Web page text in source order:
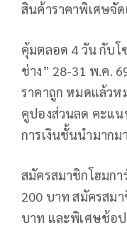
สินค้าราคาพิเศษจัด
คุ้มตลอด 4 วัน กับโ
ช่าง” 28-31 พ.ค.
ราคาถูก หมดแล้วห
คูปองส่วนลด คะแ
การเงินชั้นนำมากม
สมัครสมาชิกโฮมก
200 บาท สมัครสม
บาท และพิเศษช้อ